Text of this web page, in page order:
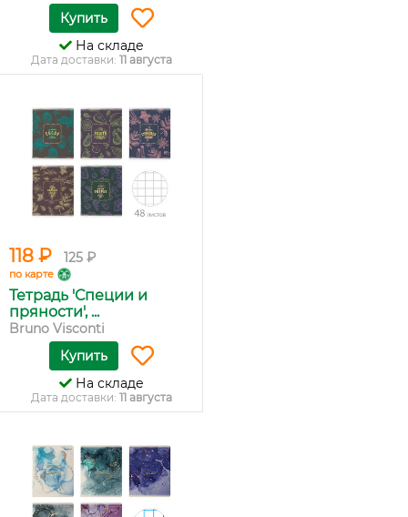
Купить
На складе
Дата доставки: 11 августа
118 ₽ 125 ₽
по карте
Тетрадь 'Специи и
пряности', ...
Bruno Visconti
Купить
На складе
Дата доставки: 11 августа